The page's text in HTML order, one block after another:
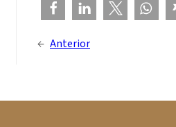
← Anterior